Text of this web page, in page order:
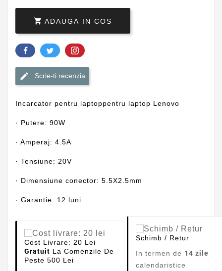
 ADAUGA IN COS
Scrie-ti recenzia
Incarcator pentru laptoppentru laptop Lenovo
· Putere: 90W
· Amperaj: 4.5A
· Tensiune: 20V
· Dimensiune conector: 5.5X2.5mm
· Garantie: 12 luni
Cost Livrare: 20 Lei
Gratuit La Comenzile De
Peste 500 Lei
Schimb / Retur
In termen de 14 zile
calendaristice